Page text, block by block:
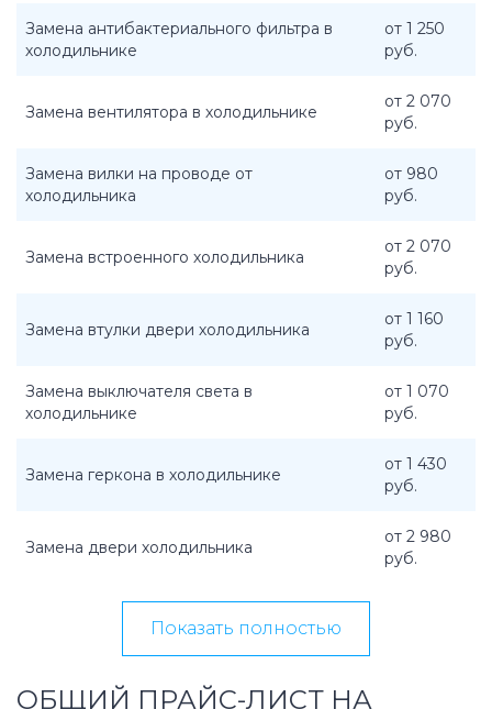
Замена антибактериального фильтра в
холодильнике
от 1 250
руб.
Замена вентилятора в холодильнике
от 2 070
руб.
Замена вилки на проводе от
холодильника
от 980
руб.
Замена встроенного холодильника
от 2 070
руб.
Замена втулки двери холодильника
от 1 160
руб.
Замена выключателя света в
холодильнике
от 1 070
руб.
Замена геркона в холодильнике
от 1 430
руб.
Замена двери холодильника
от 2 980
руб.
Показать полностью
ОБЩИЙ ПРАЙС-ЛИСТ НА